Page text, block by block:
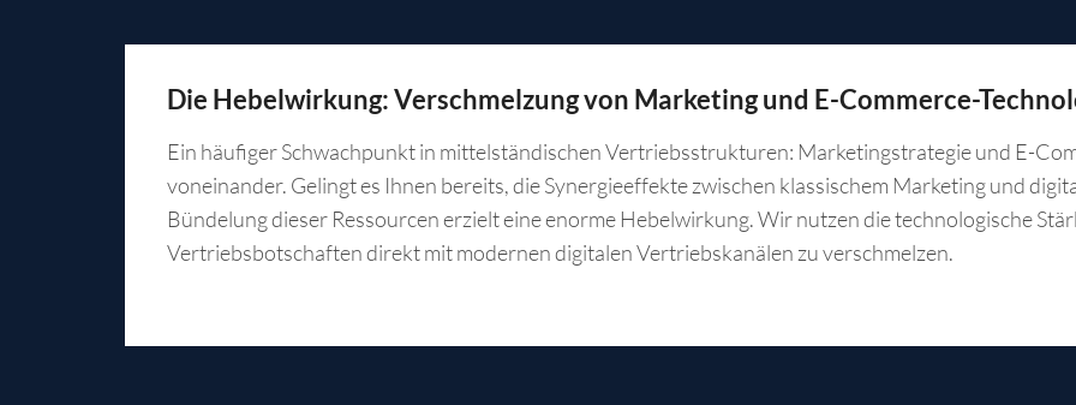
Die Hebelwirkung: Verschmelzung von Marketing und E-Commerce-
Ein häufiger Schwachpunkt in mittelständischen Vertriebsstrukturen: Marketingstrategie und E-
voneinander. Gelingt es Ihnen bereits, die Synergieeffekte zwischen klassischem Marketing und
Bündelung dieser Ressourcen erzielt eine enorme Hebelwirkung. Wir nutzen die technologische
Vertriebsbotschaften direkt mit modernen digitalen Vertriebskanälen zu verschmelzen.